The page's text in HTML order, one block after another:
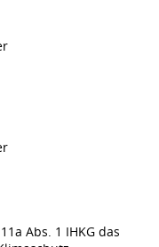
Abs. 1 IHKG das